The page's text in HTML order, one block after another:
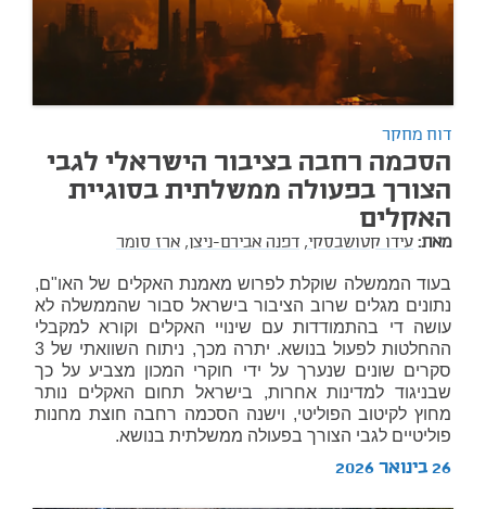
דוח מחקר
הסכמה רחבה בציבור הישראלי לגבי
הצורך בפעולה ממשלתית בסוגיית
האקלים
מאת: עידו קטושבסקי, דפנה אבירם-ניצן, ארז סומר
בעוד הממשלה שוקלת לפרוש מאמנת האקלים של האו"ם,
נתונים מגלים שרוב הציבור בישראל סבור שהממשלה לא
עושה די בהתמודדות עם שינויי האקלים וקורא למקבלי
ההחלטות לפעול בנושא. יתרה מכך, ניתוח השוואתי של 3
סקרים שונים שנערך על ידי חוקרי המכון מצביע על כך
שבניגוד למדינות אחרות, בישראל תחום האקלים נותר
מחוץ לקיטוב הפוליטי, וישנה הסכמה רחבה חוצת מחנות
פוליטיים לגבי הצורך בפעולה ממשלתית בנושא.
26 בינואר 2026